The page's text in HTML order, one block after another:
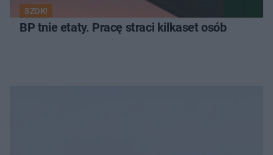
SZOK!
BP tnie etaty. Pracę straci kilkaset osób